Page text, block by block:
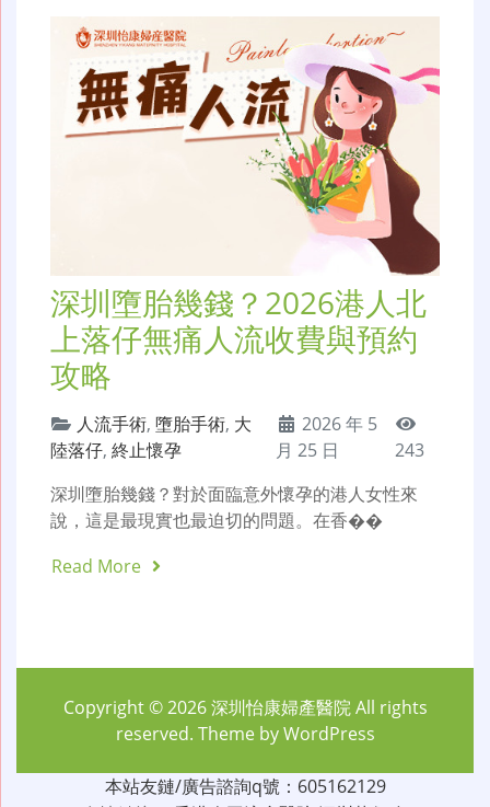
深圳墮胎幾錢？2026港人北
上落仔無痛人流收費與預約
攻略
人流手術, 墮胎手術, 大
陸落仔, 終止懷孕
2026 年 5
月 25 日
243
深圳墮胎幾錢？對於面臨意外懷孕的港人女性來
說，這是最現實也最迫切的問題。在香��
Read More
Copyright © 2026深圳怡康婦產醫院All rights
reserved. Theme byWordPress
本站友鏈/廣告諮詢q號：605162129